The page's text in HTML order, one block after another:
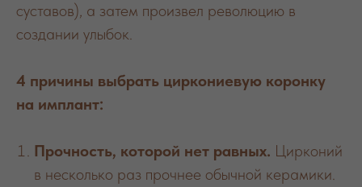
суставов), а затем произвел революцию в
создании улыбок.
4 причины выбрать циркониевую коронку
на имплант:
Прочность, которой нет равных. Цирконий
в несколько раз прочнее обычной керамики.